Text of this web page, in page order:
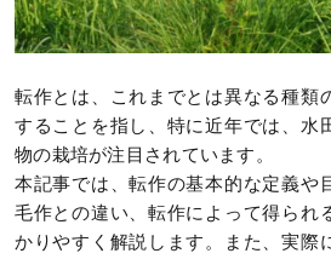
転作とは、これまでとは異なる種類
することを指し、特に近年では、水
物の栽培が注目されています。
本記事では、転作の基本的な定義や
毛作との違い、転作によって得られ
かりやすく解説します。また、実際